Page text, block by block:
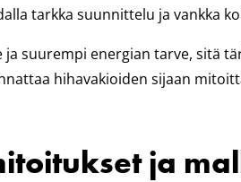
tarkka suunnittelu ja vankka
ja suurempi energian tarve, sitä
hihavakioiden sijaan
ja